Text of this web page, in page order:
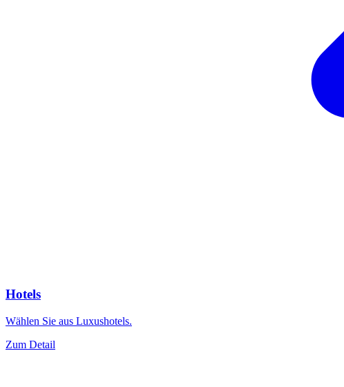
Hotels
Wählen Sie aus Luxushotels.
Zum Detail